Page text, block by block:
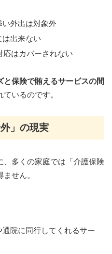
い外出は対象外
出来ない
応はカバーされない
と保険で賄えるサービスの間
ているのです。
」の現実
、多くの家庭では「介護保険
せん。
院に同行してくれるサー